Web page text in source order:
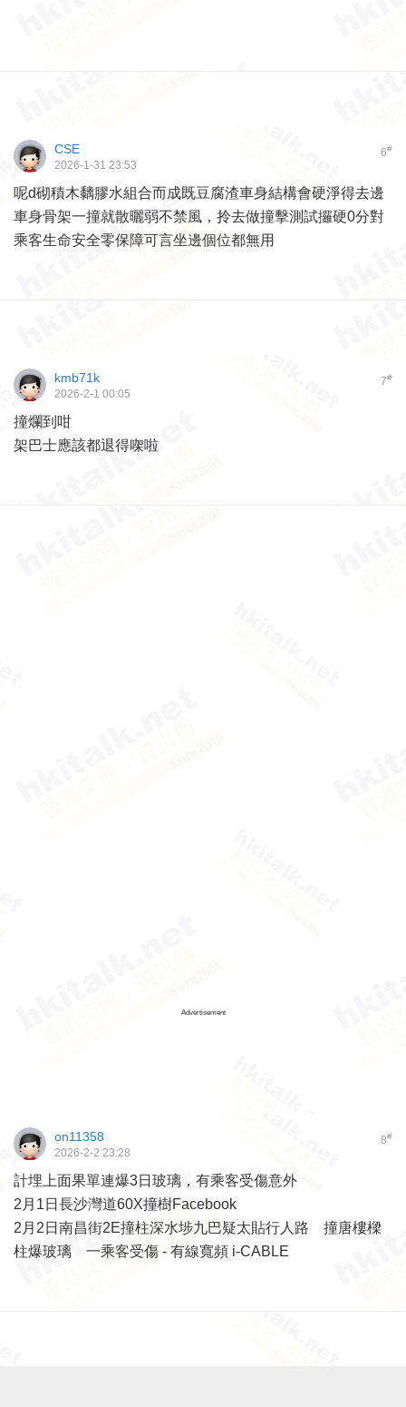
6#
CSE
2026-1-31 23:53
呢d砌積木黐膠水組合而成既豆腐渣車身結構會硬淨得去邊
車身骨架一撞就散曬弱不禁風，拎去做撞擊測試攞硬0分對
乘客生命安全零保障可言坐邊個位都無用
7#
kmb71k
2026-2-1 00:05
撞爛到咁
架巴士應該都退得㗎啦
Advertisement
8#
on11358
2026-2-2 23:28
計埋上面果單連爆3日玻璃，有乘客受傷意外
2月1日長沙灣道60X撞樹Facebook
2月2日南昌街2E撞柱深水埗九巴疑太貼行人路 撞唐樓樑
柱爆玻璃 一乘客受傷 - 有線寬頻 i-CABLE